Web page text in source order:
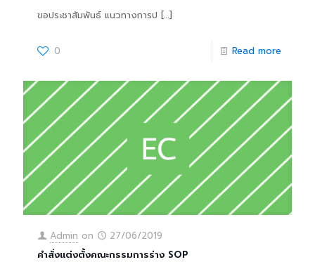
ขอประชาสัมพันธ์ แนวทางการป […]
0 Read more
Admin on
27/06/2019
คำสั่งแต่งตั้งคณะกรรมการร่าง SOP